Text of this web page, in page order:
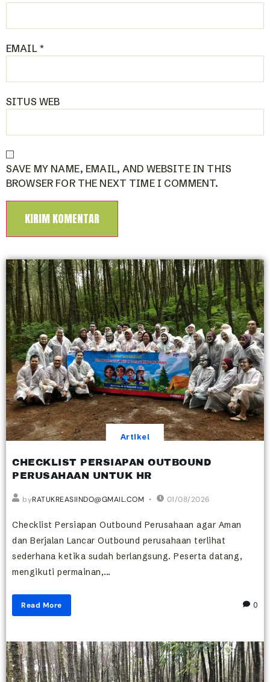
EMAIL *
SITUS WEB
SAVE MY NAME, EMAIL, AND WEBSITE IN THIS
BROWSER FOR THE NEXT TIME I COMMENT.
Artikel
CHECKLIST PERSIAPAN OUTBOUND
PERUSAHAAN UNTUK HR
byRATUKREASIINDO@GMAIL.COM 01/08/2026
Checklist Persiapan Outbound Perusahaan agar Aman
dan Berjalan Lancar Outbound perusahaan terlihat
sederhana ketika sudah berlangsung. Peserta datang,
mengikuti permainan,...
Read More 0